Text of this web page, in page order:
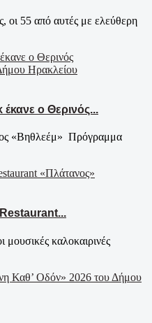
οι 55 από αυτές με ελεύθερη
έκανε ο Θερινός...
«Βηθλεέμ» Πρόγραμμα
μουσικές καλοκαιρινές